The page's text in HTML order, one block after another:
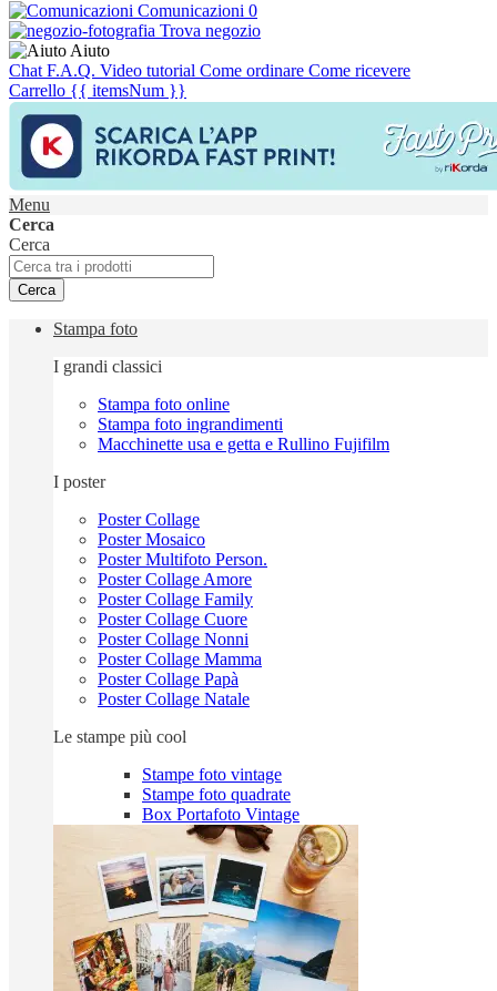
Comunicazioni 0
Trova negozio
Aiuto
Chat F.A.Q. Video tutorial Come ordinare Come ricevere
Carrello {{ itemsNum }}
Menu
Cerca
Cerca
Cerca
Stampa foto
I grandi classici
Stampa foto online
Stampa foto ingrandimenti
Macchinette usa e getta e Rullino Fujifilm
I poster
Poster Collage
Poster Mosaico
Poster Multifoto Person.
Poster Collage Amore
Poster Collage Family
Poster Collage Cuore
Poster Collage Nonni
Poster Collage Mamma
Poster Collage Papà
Poster Collage Natale
Le stampe più cool
Stampe foto vintage
Stampe foto quadrate
Box Portafoto Vintage